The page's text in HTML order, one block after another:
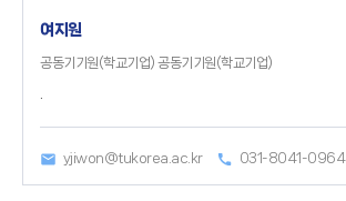
여지원
공동기기원(학교기업) 공동기기원(학교기업)
yjiwon@tukorea.ac.kr 031-8041-0964